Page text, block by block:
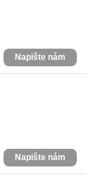
Napište nám
Napište nám